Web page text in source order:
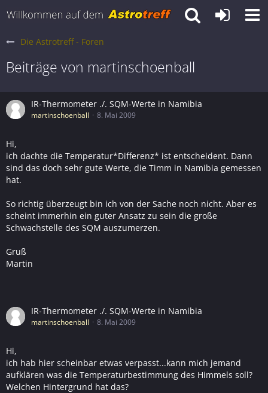
Die Astrotreff - Foren
Beiträge von martinschoenball
IR-Thermometer ./. SQM-Werte in Namibia
martinschoenball 8. Mai 2009
Hi,
ich dachte die Temperatur*Differenz* ist entscheident. Dann
sind das doch sehr gute Werte, die Timm in Namibia gemessen
hat.
So richtig überzeugt bin ich von der Sache noch nicht. Aber es
scheint immerhin ein guter Ansatz zu sein die große
Schwachstelle des SQM auszumerzen.
Gruß
Martin
IR-Thermometer ./. SQM-Werte in Namibia
martinschoenball 8. Mai 2009
Hi,
ich hab hier scheinbar etwas verpasst...kann mich jemand
aufklären was die Temperaturbestimmung des Himmels soll?
Welchen Hintergrund hat das?